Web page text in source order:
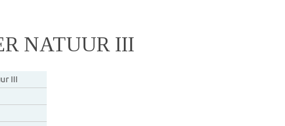
NATUUR III
III